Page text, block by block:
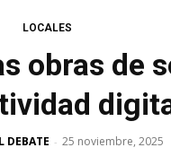
LOCALES
obras
- 25 noviembre, 2025